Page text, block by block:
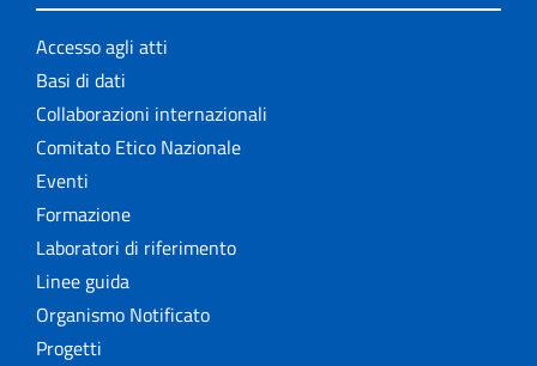
Accesso agli atti
Basi di dati
Collaborazioni internazionali
Comitato Etico Nazionale
Eventi
Formazione
Laboratori di riferimento
Linee guida
Organismo Notificato
Progetti